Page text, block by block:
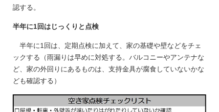
認する。
半年に1回はじっくりと点検
半年に1回は、定期点検に加えて、家の基礎や壁などをチェ
ックする（雨漏りは早めに対処する。バルコニーやアンテナな
ど、家の外回りにあるものは、支持金具が腐食していないかな
ども確認する）